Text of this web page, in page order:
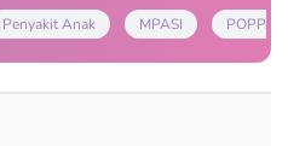
Penyakit Anak MPASI POPPAPA